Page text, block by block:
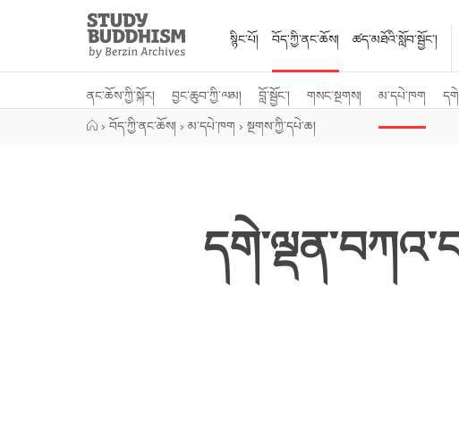
Study
Buddhism
Home
སྙིང་པོ། བོད་ཀྱི་ནང་ཆོས།
ནང་ཆོས་ཀྱི་སྐོར། བྱང་ཆུབ་ཀྱི་ལམ། བློ་སྦྱོང་། གསང་སྔགས། མ་དཔེ་ཁག
ཚད་མཐོའི་སློབ་སྦྱོང་།
› བོད་ཀྱི་ནང་ཆོས། › མ་དཔེ་ཁག › སྔགས་ཀྱི་དཔེ་ཆ།